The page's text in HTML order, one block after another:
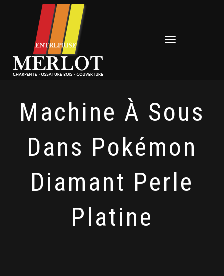
Déplier
Machine À Sous
Dans Pokémon
Diamant Perle
Platine